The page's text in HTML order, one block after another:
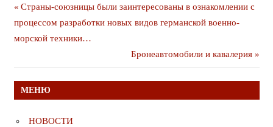
Навигация
по
Предыдущая
публикация
Страны-союзницы были заинтересованы в ознакомлении с
процессом разработки новых видов германской военно-
морской техники…
Следующая
публикация
Бронеавтомобили и кавалерия
МЕНЮ
НОВОСТИ